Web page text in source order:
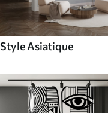
Style Asiatique